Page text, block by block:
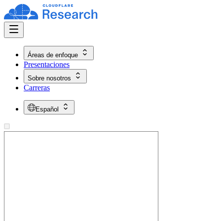
Áreas de enfoque
Presentaciones
Sobre nosotros
Carreras
Español